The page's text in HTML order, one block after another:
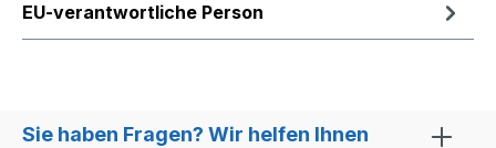
EU-verantwortliche Person
Sie haben Fragen? Wir helfen Ihnen